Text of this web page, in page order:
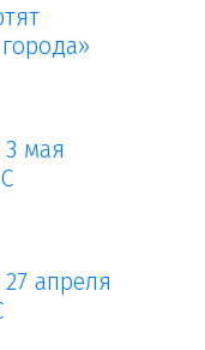
3 мая
апреля